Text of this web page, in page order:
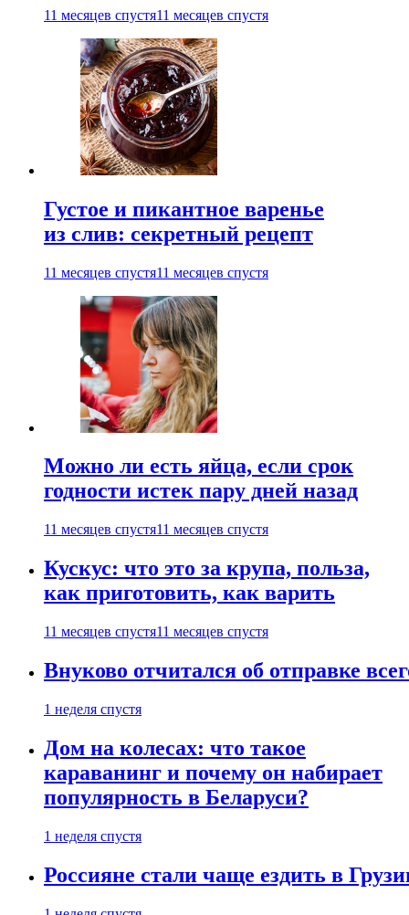
11 месяцев спустя11 месяцев спустя
Густое и пикантное варенье
из слив: секретный рецепт
11 месяцев спустя11 месяцев спустя
Можно ли есть яйца, если срок
годности истек пару дней назад
11 месяцев спустя11 месяцев спустя
Кускус: что это за крупа, польза,
как приготовить, как варить
11 месяцев спустя11 месяцев спустя
Внуково отчитался об отправке
1 неделя спустя
Дом на колесах: что такое
караванинг и почему он набирает
популярность в Беларуси?
1 неделя спустя
Россияне стали чаще ездить в